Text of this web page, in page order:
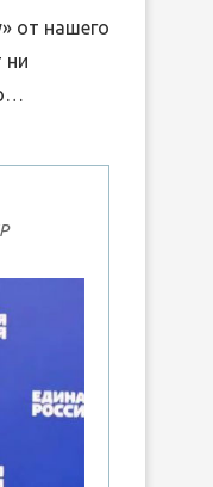
от нашего
ни